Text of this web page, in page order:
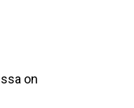
on